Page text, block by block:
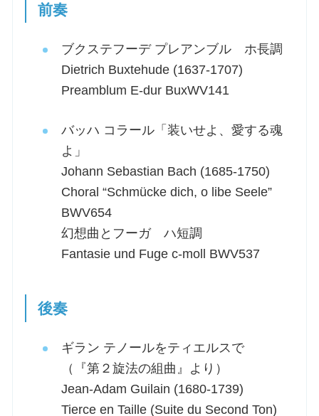
前奏
ブクステフーデ プレアンブル ホ長調
Dietrich Buxtehude (1637-1707)
Preamblum E-dur BuxWV141
バッハ コラール「装いせよ、愛する魂
よ」
Johann Sebastian Bach (1685-1750)
Choral “Schmücke dich, o libe Seele”
BWV654
幻想曲とフーガ ハ短調
Fantasie und Fuge c-moll BWV537
後奏
ギラン テノールをティエルスで
（『第２旋法の組曲』より）
Jean-Adam Guilain (1680-1739)
Tierce en Taille (Suite du Second Ton)